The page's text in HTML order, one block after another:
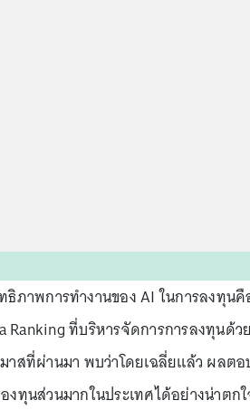
ภาพการทำงานของ AI ในการลงทุน
Ranking ที่บริหารจัดการการลงทุนด้
าสที่ผ่านมา พบว่าโดยเฉลี่ยแล้ว ผลต
ทุนส่วนมากในประเทศได้อย่างน่าตก